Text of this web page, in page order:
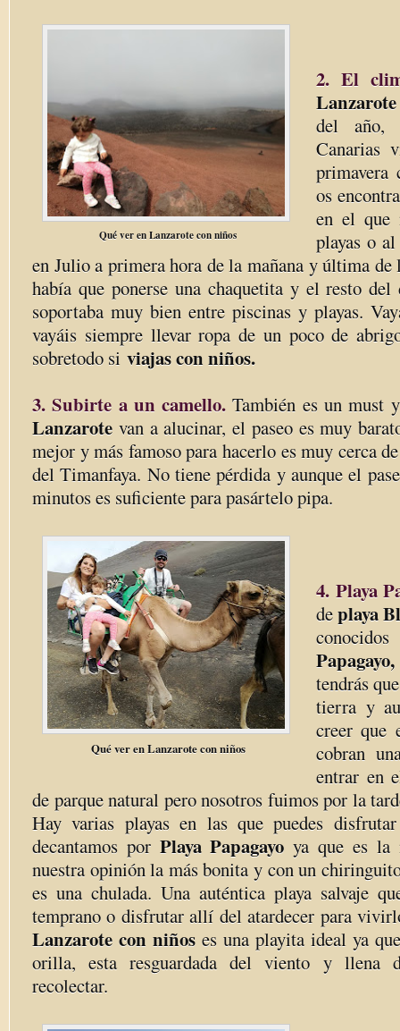
Qué ver en Lanzarote con niños
2. El
Lanzarote
del año,
Canarias
primavera
os
en el que
playas o
en Julio a primera hora de la mañana y última de
había que ponerse una chaquetita y el resto del
soportaba muy bien entre piscinas y playas.
vayáis siempre llevar ropa de un poco de
sobretodo si viajas con niños.
3. Subirte a un camello.También es un must
Lanzarote van a alucinar, el paseo es muy
mejor y más famoso para hacerlo es muy cerca
del Timanfaya. No tiene pérdida y aunque el
minutos es suficiente para pasártelo pipa.
Qué ver en Lanzarote con niños
4. Playa
deplaya
tendrás
tierra y
creer que
cobran
entrar en
de parque natural pero nosotros fuimos por la
Hay varias playas en las que puedes
decantamos por Playa Papagayoya que es la
nuestra opinión la más bonita y con un
es una chulada. Una auténtica playa salvaje
temprano o disfrutar allí del atardecer para
Lanzarote con niños es una playita ideal ya
orilla, esta resguardada del viento y llena
recolectar.